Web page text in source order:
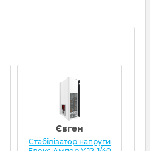
Євген
Стабілізатор напруги